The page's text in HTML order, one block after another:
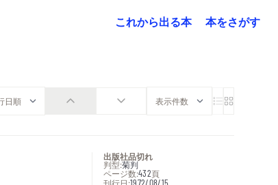
これから出る本
本をさがす
出版社品切れ
判型:菊判
ページ数:432頁